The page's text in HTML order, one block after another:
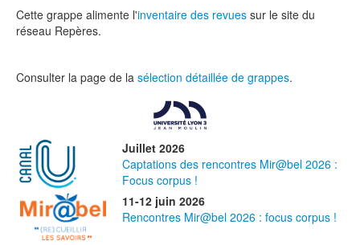
Cette grappe alimente l'inventaire des revues sur le site du
réseau Repères.
Consulter la page de la sélection détaillée de grappes.
Juillet 2026
Captations des rencontres Mir@bel 2026 :
Focus corpus !
11-12 juin 2026
Rencontres Mir@bel 2026 : focus corpus !